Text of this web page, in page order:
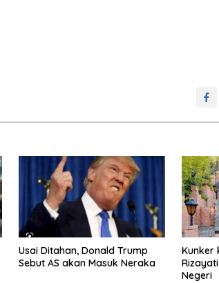
Usai Ditahan, Donald Trump
Sebut AS akan Masuk Neraka
Kunker
Negeri